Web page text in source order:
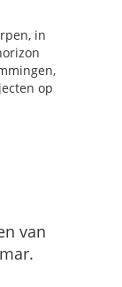
in
op
van